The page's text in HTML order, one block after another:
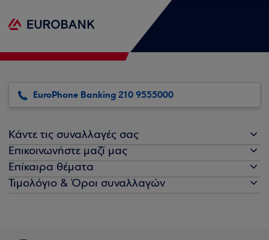
EuroPhone Banking 210 9555000
Κάντε τις συναλλαγές σας
Επικοινωνήστε μαζί μας
Επίκαιρα θέματα
Τιμολόγιο & Όροι συναλλαγών